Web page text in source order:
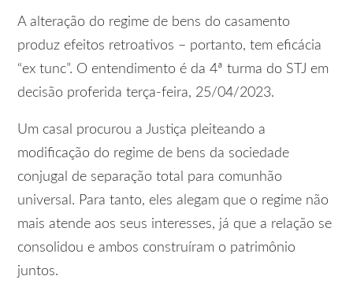
A alteração do regime de bens do casamento
produz efeitos retroativos – portanto, tem eficácia
“ex tunc”. O entendimento é da 4ª turma do STJ em
decisão proferida terça-feira, 25/04/2023.
Um casal procurou a Justiça pleiteando a
modificação do regime de bens da sociedade
conjugal de separação total para comunhão
universal. Para tanto, eles alegam que o regime não
mais atende aos seus interesses, já que a relação se
consolidou e ambos construíram o patrimônio
juntos.